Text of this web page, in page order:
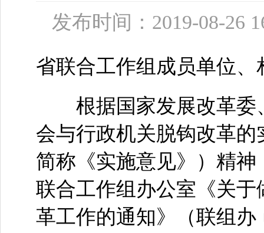
发布时间：2019-08-
省联合工作组成员单位
根据国家发展改革委
会与行政机关脱钩改革的
简称《实施意见》）精
联合工作组办公室《关
革工作的通知》（联组办